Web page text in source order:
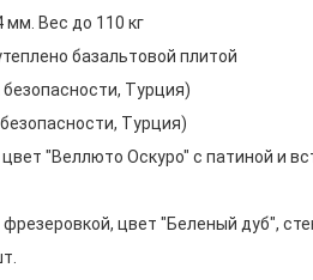
Вес до 110 кг
базальтовой плитой
Турция)
Турция)
"Веллюто Оскуро" с патиной и
цвет "Беленый дуб",